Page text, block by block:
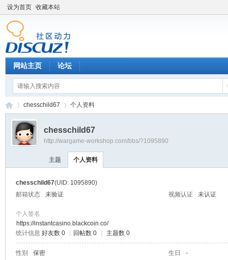
设为首页 收藏本站
网站主页 论坛
›
chesschild67 个人资料
chesschild67
http://wargame-workshop.com/bbs/?1095890
主题 个人资料
chesschild67(UID: 1095890)
邮箱状态
未验证 视频认证 未认证
个人签名
https://instantcasino.blackcoin.co/
统计信息 好友数 0 回帖数 0 主题数 0
性别 保密 生日 -